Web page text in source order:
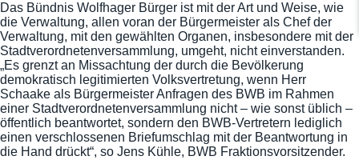
Das Bündnis Wolfhager Bürger ist mit der Art und Weise, wie
die Verwaltung, allen voran der Bürgermeister als Chef der
Verwaltung, mit den gewählten Organen, insbesondere mit der
Stadtverordnetenversammlung, umgeht, nicht einverstanden.
„Es grenzt an Missachtung der durch die Bevölkerung
demokratisch legitimierten Volksvertretung, wenn Herr
Schaake als Bürgermeister Anfragen des BWB im Rahmen
einer Stadtverordnetenversammlung nicht – wie sonst üblich –
öffentlich beantwortet, sondern den BWB-Vertretern lediglich
einen verschlossenen Briefumschlag mit der Beantwortung in
die Hand drückt“, so Jens Kühle, BWB Fraktionsvorsitzender.